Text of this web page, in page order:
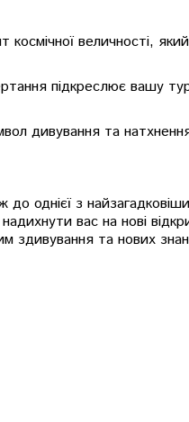
величності,
підкреслює вашу
дивування та
однієї з
вас на нові
здивування та нових